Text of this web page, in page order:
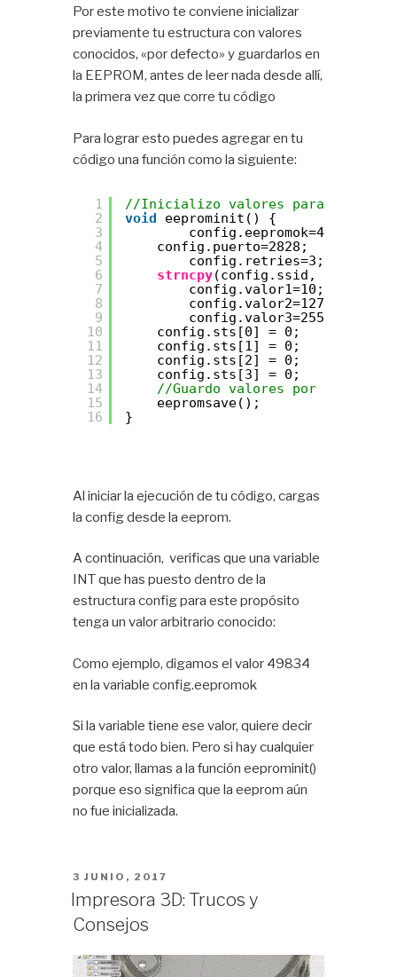
Por este motivo te conviene inicializar
previamente tu estructura con valores
conocidos, «por defecto» y guardarlos en
la EEPROM, antes de leer nada desde allí,
la primera vez que corre tu código
Para lograr esto puedes agregar en tu
código una función como la siguiente:
1
2
3
4
5
6
7
8
9
10
11
12
13
14
15
16
//Inicializo valores para eeprom
void
eeprominit() {
config.eepromok=49834;
config.puerto=2828;
config.retries=3;
strncpy(config.ssid,
config.valor1=10;
config.valor2=127;
config.valor3=255;
config.sts[0] = 0;
config.sts[1] = 0;
config.sts[2] = 0;
config.sts[3] = 0;
//Guardo valores por defecto
eepromsave();
}
Al iniciar la ejecución de tu código, cargas
la config desde la eeprom.
A continuación, verificas que una variable
INT que has puesto dentro de la
estructura config para este propósito
tenga un valor arbitrario conocido:
Como ejemplo, digamos el valor 49834
en la variable config.eepromok
Si la variable tiene ese valor, quiere decir
que está todo bien. Pero si hay cualquier
otro valor, llamas a la función eeprominit()
porque eso significa que la eeprom aún
no fue inicializada.
PUBLICADO
EL
3 JUNIO, 2017
Impresora 3D: Trucos y
Consejos